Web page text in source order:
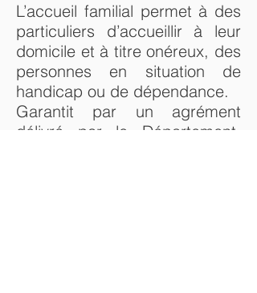
L’accueil familial permet à des
particuliers d’accueillir à leur
domicile et à titre onéreux, des
personnes en situation de
handicap ou de dépendance.
Garantit par un agrément
délivré par le Département,